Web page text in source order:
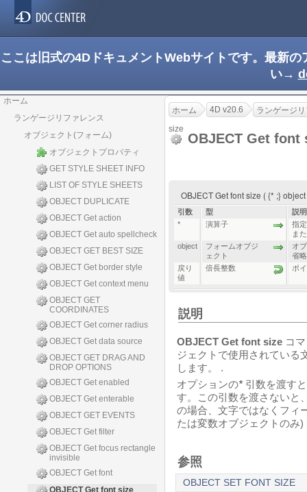
ここは旧式の4DドキュメントWebサイトです。最新
い→
ホーム
ランゲージリファレンス
オブジェクト(フォーム)
オブジェクトプロパティ
GET STYLE SHEET INFO
LIST OF STYLE SHEETS
OBJECT DUPLICATE
OBJECT Get action
OBJECT Get auto spellcheck
OBJECT GET BEST SIZE
OBJECT Get border style
OBJECT Get context menu
OBJECT GET
COORDINATES
OBJECT Get corner radius
OBJECT Get data source
OBJECT GET DRAG AND
DROP OPTIONS
OBJECT Get enabled
OBJECT Get enterable
OBJECT GET EVENTS
OBJECT Get filter
OBJECT Get focus rectangle
invisible
OBJECT Get font
OBJECT Get font size
ホーム 4D v20.6
ランゲージ
size
OBJECT Get font
OBJECT Get font size ( {* ;}
引数 型
説明
*
演算子
指
ま
object
フォームオブジ
ェクト
オ
省
戻り
値
倍長整数 ポ
説明
OBJECT Get font size コ
ジェクトで使用されている
します。 .
オプションの* 引数を渡す
す。この引数を渡さないと
の場合、文字ではなくフィ
たは変数オブジェクトのみ
参照
OBJECT SET FONT SIZE